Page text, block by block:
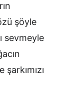
şöyle
sevmeyle